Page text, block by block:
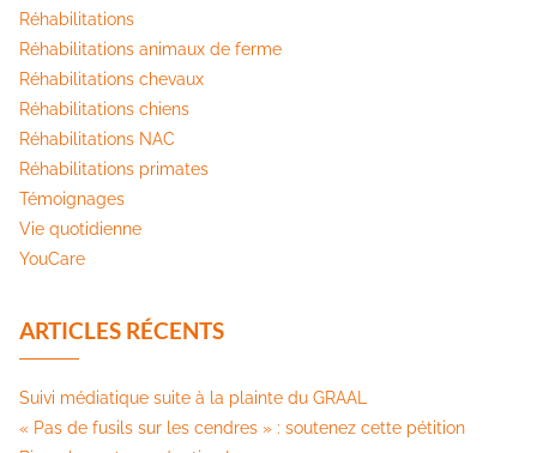
Réhabilitations
Réhabilitations animaux de ferme
Réhabilitations chevaux
Réhabilitations chiens
Réhabilitations NAC
Réhabilitations primates
Témoignages
Vie quotidienne
YouCare
ARTICLES RÉCENTS
Suivi médiatique suite à la plainte du GRAAL
« Pas de fusils sur les cendres » : soutenez cette pétition​